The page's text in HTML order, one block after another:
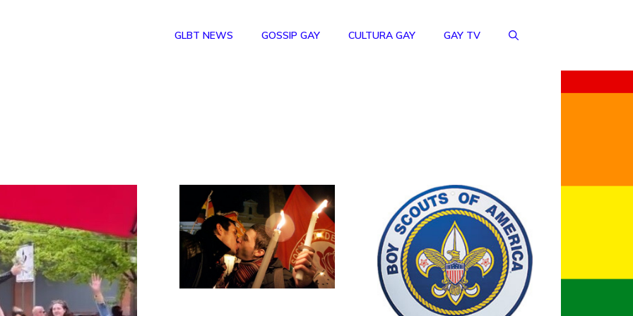
GLBT NEWS GOSSIP GAY CULTURA GAY GAY TV